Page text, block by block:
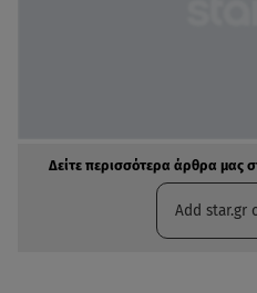
Δείτε περισσότερα άρθρα μας
Add star.gr